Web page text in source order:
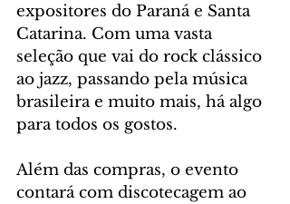
expositores do Paraná e Santa
Catarina. Com uma vasta
seleção que vai do rock clássico
ao jazz, passando pela música
brasileira e muito mais, há algo
para todos os gostos.
Além das compras, o evento
contará com discotecagem ao